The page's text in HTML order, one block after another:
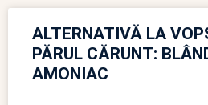
ALTERNATIVĂ LA
PĂRUL CĂRUNT:
AMONIAC